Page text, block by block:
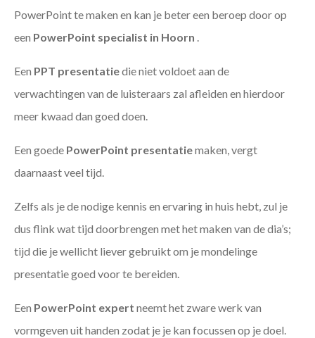
PowerPoint te maken en kan je beter een beroep door op
een PowerPoint specialist in Hoorn .
Een PPT presentatiedie niet voldoet aan de
verwachtingen van de luisteraars zal afleiden en hierdoor
meer kwaad dan goed doen.
Een goede PowerPoint presentatiemaken, vergt
daarnaast veel tijd.
Zelfs als je de nodige kennis en ervaring in huis hebt, zul je
dus flink wat tijd doorbrengen met het maken van de dia’s;
tijd die je wellicht liever gebruikt om je mondelinge
presentatie goed voor te bereiden.
Een PowerPoint expert neemt het zware werk van
vormgeven uit handen zodat je je kan focussen op je doel.